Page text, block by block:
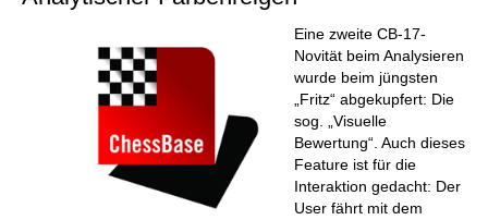
Eine zweite CB-17-
Novität beim Analysieren
wurde beim jüngsten
„Fritz“ abgekupfert: Die
sog. „Visuelle
Bewertung“. Auch dieses
Feature ist für die
Interaktion gedacht: Der
User fährt mit dem